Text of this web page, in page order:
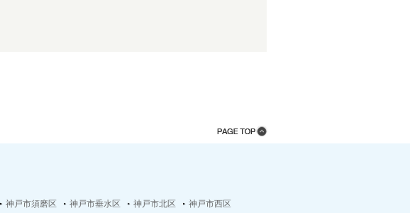
神戸市須磨区 神戸市垂水区 神戸市北区 神戸市西区